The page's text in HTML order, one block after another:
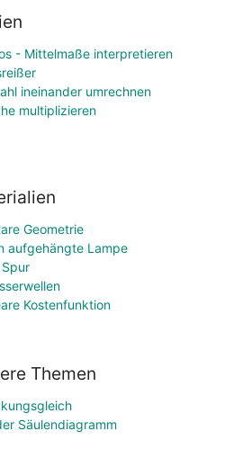
- Mittelmaße interpretieren
ineinander umrechnen
multiplizieren
Geometrie
aufgehängte Lampe
Kostenfunktion
Themen
Säulendiagramm